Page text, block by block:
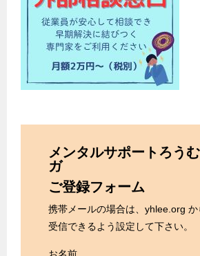
メンタルサポートろう
ガ
ご登録フォーム
携帯メールの場合は、yhlee.org
受信できるよう設定して下さい。